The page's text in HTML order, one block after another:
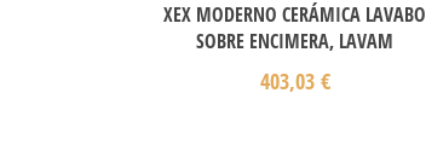
XEX MODERNO CERÁMICA LAVABO
SOBRE ENCIMERA, LAVAM
403,03 €